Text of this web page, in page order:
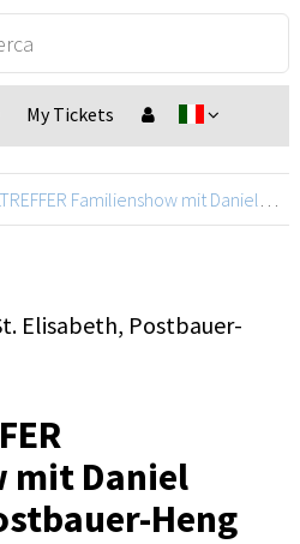
My Tickets
Familienshow mit Daniel Kallauch
Elisabeth, Postbauer-
mit Daniel
Heng